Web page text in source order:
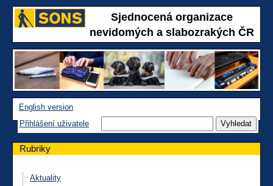
Sjednocená organizace
nevidomých a slabozrakých ČR
English version
Přihlášení uživatele
Rubriky
Aktuality